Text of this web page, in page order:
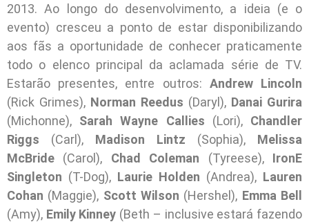
2013. Ao longo do desenvolvimento, a ideia (e o
evento) cresceu a ponto de estar disponibilizando
aos fãs a oportunidade de conhecer praticamente
todo o elenco principal da aclamada série de TV.
Estarão presentes, entre outros: Andrew Lincoln
(Rick Grimes), Norman Reedus (Daryl), Danai Gurira
(Michonne), Sarah Wayne Callies (Lori), Chandler
Riggs (Carl), Madison Lintz (Sophia), Melissa
McBride (Carol), Chad Coleman (Tyreese), IronE
Singleton (T-Dog), Laurie Holden (Andrea), Lauren
Cohan (Maggie), Scott Wilson (Hershel), Emma Bell
(Amy), Emily Kinney (Beth – inclusive estará fazendo